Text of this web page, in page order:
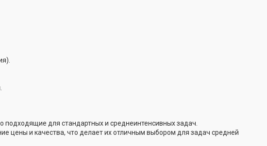
подходящие для стандартных и среднеинтенсивных задач.
цены и качества, что делает их отличным выбором для задач средней